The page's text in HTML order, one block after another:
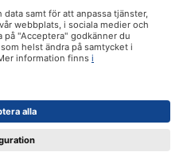
Frakt tillkommer.